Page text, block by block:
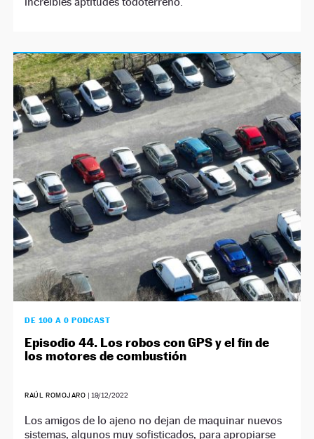
DE 100 A 0 PODCAST
Episodio 44. Los robos con GPS y el fin de
los motores de combustión
RAÚL ROMOJARO | 19/12/2022
Los amigos de lo ajeno no dejan de maquinar nuevos
sistemas, algunos muy sofisticados, para apropiarse